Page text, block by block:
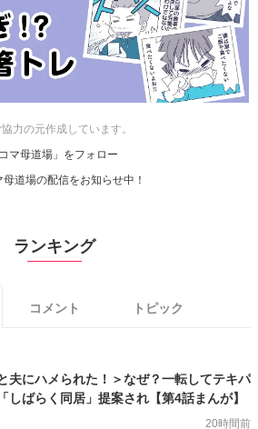
力の元作成しています。
マ母道場」をフォロー
道場の配信をお知らせ中！
ランキング
コメント トピック
夫にハメられた！＞なぜ？一転してテキパ
しばらく同居」提案され【第4話まんが】
20時間前